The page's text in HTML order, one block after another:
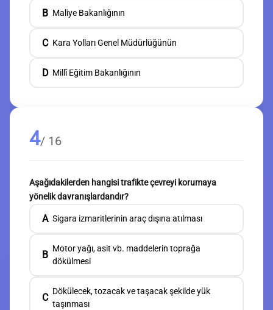
B Maliye Bakanlığının
C Kara Yolları Genel Müdürlüğünün
D Millî Eğitim Bakanlığının
4/ 16
Aşağıdakilerden hangisi trafikte çevreyi korumaya
yönelik davranışlardandır?
A Sigara izmaritlerinin araç dışına atılması
B
Motor yağı, asit vb. maddelerin toprağa
dökülmesi
C
Dökülecek, tozacak ve taşacak şekilde yük
taşınması